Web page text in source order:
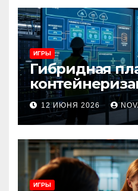
ИГРЫ
Гибридная
архитектура,
и сценарии
12 ИЮНЯ 2026
ИГРЫ